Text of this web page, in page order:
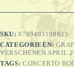
SKU:9789493109933
CATEGORIEËN:
VERSCHENEN APRIL
TAGS: CONCERTO